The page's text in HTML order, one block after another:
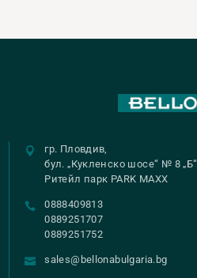
гр. Пловдив,
бул. „Кукленско шосе“ № 8 „Б“
Ритейл парк PARK MAXX
0888409813
0889251707
0889251752
sales@bellonabulgaria.bg